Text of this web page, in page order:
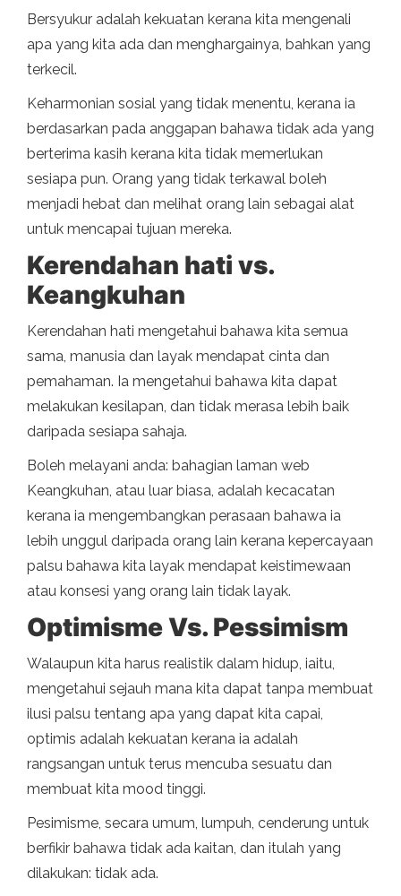
Bersyukur adalah kekuatan kerana kita mengenali
apa yang kita ada dan menghargainya, bahkan yang
terkecil.
Keharmonian sosial yang tidak menentu, kerana ia
berdasarkan pada anggapan bahawa tidak ada yang
berterima kasih kerana kita tidak memerlukan
sesiapa pun. Orang yang tidak terkawal boleh
menjadi hebat dan melihat orang lain sebagai alat
untuk mencapai tujuan mereka.
Kerendahan hati vs.
Keangkuhan
Kerendahan hati mengetahui bahawa kita semua
sama, manusia dan layak mendapat cinta dan
pemahaman. Ia mengetahui bahawa kita dapat
melakukan kesilapan, dan tidak merasa lebih baik
daripada sesiapa sahaja.
Boleh melayani anda: bahagian laman web
Keangkuhan, atau luar biasa, adalah kecacatan
kerana ia mengembangkan perasaan bahawa ia
lebih unggul daripada orang lain kerana kepercayaan
palsu bahawa kita layak mendapat keistimewaan
atau konsesi yang orang lain tidak layak.
Optimisme Vs. Pessimism
Walaupun kita harus realistik dalam hidup, iaitu,
mengetahui sejauh mana kita dapat tanpa membuat
ilusi palsu tentang apa yang dapat kita capai,
optimis adalah kekuatan kerana ia adalah
rangsangan untuk terus mencuba sesuatu dan
membuat kita mood tinggi.
Pesimisme, secara umum, lumpuh, cenderung untuk
berfikir bahawa tidak ada kaitan, dan itulah yang
dilakukan: tidak ada.